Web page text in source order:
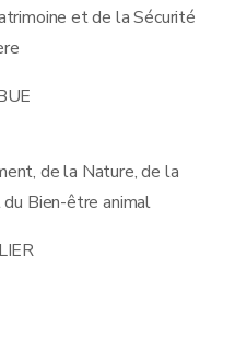
et de la Sécurité
de la Nature, de la
Bien-être animal